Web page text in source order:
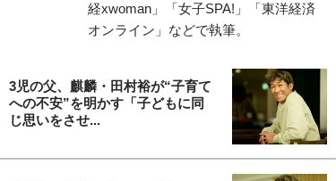
経xwoman」「女子SPA!」「東洋経済
オンライン」などで執筆。
3児の父、麒麟・田村裕が“子育て
への不安”を明かす「子どもに同
じ思いをさせ...